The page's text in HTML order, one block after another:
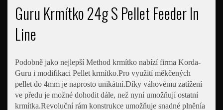
Guru Krmítko 24g S Pellet Feeder In
Line
Podobně jako nejlepší Method krmítko nabízí firma Korda-
Guru i modifikaci Pellet krmítko.Pro využití měkčených
pellet do 4mm je naprosto unikátní.Díky váhovému zatížení
ve předu je možné dohodit dále, než nyní umožňují ostatní
krmítka.Revoluční rám konstrukce umožňuje snadné plněnía